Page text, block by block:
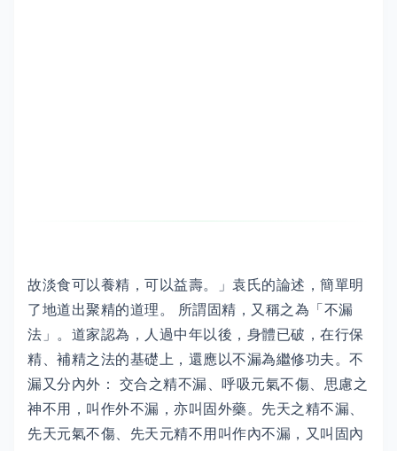
故淡食可以養精，可以益壽。」袁氏的論述，簡單明
了地道出聚精的道理。 所謂固精，又稱之為「不漏
法」。道家認為，人過中年以後，身體已破，在行保
精、補精之法的基礎上，還應以不漏為繼修功夫。不
漏又分內外： 交合之精不漏、呼吸元氣不傷、思慮之
神不用，叫作外不漏，亦叫固外藥。先天之精不漏、
先天元氣不傷、先天元精不用叫作內不漏，又叫固內